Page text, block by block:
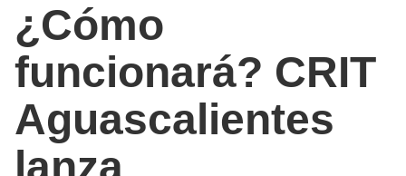
¿Cómo
funcionará? CRIT
Aguascalientes